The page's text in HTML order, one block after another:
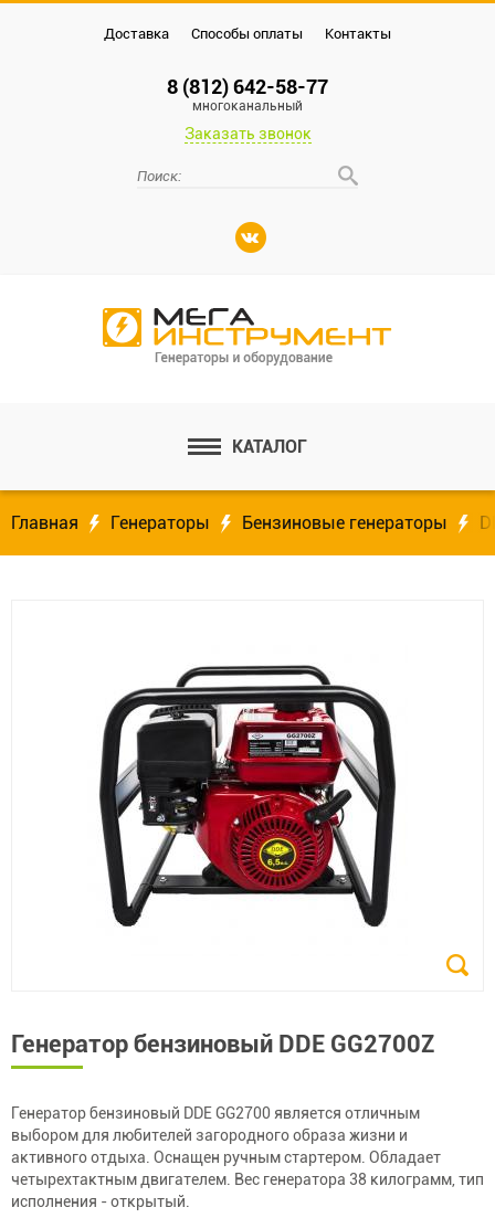
Доставка Способы оплаты Контакты
8 (812) 642-58-77
многоканальный
Заказать звонок
КАТАЛОГ
Главная Генераторы Бензиновые генераторы
Генератор бензиновый DDE GG2700Z
Генератор бензиновый DDE GG2700 является отличным
выбором для любителей загородного образа жизни и
активного отдыха. Оснащен ручным стартером. Обладает
четырехтактным двигателем. Вес генератора 38 килограмм, тип
исполнения - открытый.